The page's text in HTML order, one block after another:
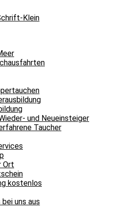
und Neueinsteiger
Taucher
Ort
kostenlos
uns aus